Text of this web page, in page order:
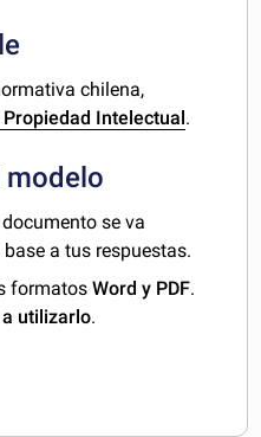
chilena,
Intelectual .
se va
a tus respuestas.
formatosWord y PDF.
utilizarlo.